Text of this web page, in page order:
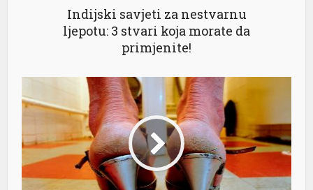
Indijski savjeti za nestvarnu
ljepotu: 3 stvari koja morate da
primjenite!